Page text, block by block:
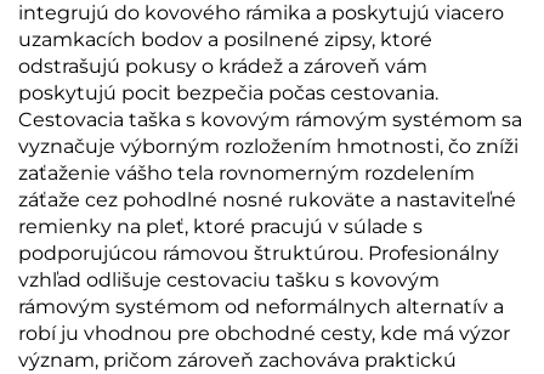
integrujú do kovového rámika a poskytujú viacero
uzamkacích bodov a posilnené zipsy, ktoré
odstrašujú pokusy o krádež a zároveň vám
poskytujú pocit bezpečia počas cestovania.
Cestovacia taška s kovovým rámovým systémom sa
vyznačuje výborným rozložením hmotnosti, čo zníži
zaťaženie vášho tela rovnomerným rozdelením
záťaže cez pohodlné nosné rukoväte a nastaviteľné
remienky na pleť, ktoré pracujú v súlade s
podporujúcou rámovou štruktúrou. Profesionálny
vzhľad odlišuje cestovaciu tašku s kovovým
rámovým systémom od neformálnych alternatív a
robí ju vhodnou pre obchodné cesty, kde má výzor
význam, pričom zároveň zachováva praktickú